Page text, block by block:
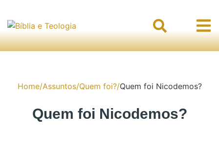
Home/Assuntos/Quem foi?/Quem foi Nicodemos?
Quem foi Nicodemos?